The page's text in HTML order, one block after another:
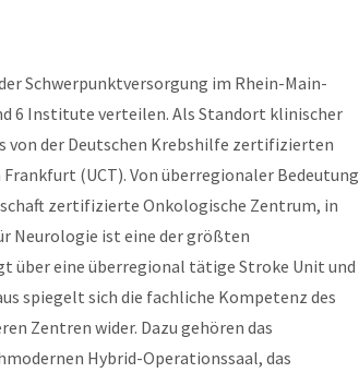
Schwerpunktversorgung im Rhein-Main-
6 Institute verteilen. Als Standort klinischer
von der Deutschen Krebshilfe zertifizierten
(UCT). Von überregionaler Bedeutung
zertifizierte Onkologische Zentrum, in
Neurologie ist eine der größten
über eine überregional tätige Stroke Unit und
spiegelt sich die fachliche Kompetenz des
Zentren wider. Dazu gehören das
Hybrid-Operationssaal, das